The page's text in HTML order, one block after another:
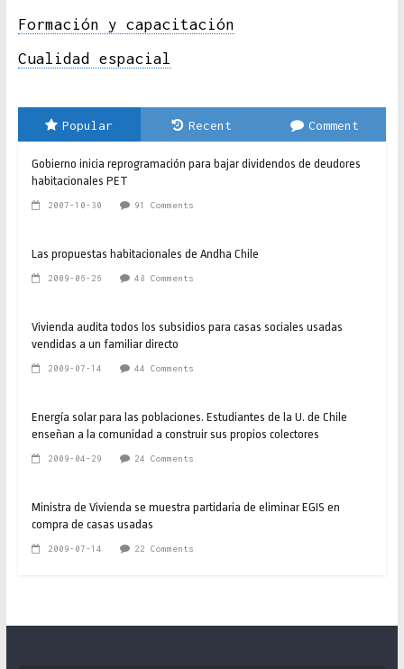
Formación y capacitación
Cualidad espacial
Popular Recent Comment
Gobierno inicia reprogramación para bajar dividendos de deudores
habitacionales PET
2007-10-30 91 Comments
Las propuestas habitacionales de Andha Chile
2009-06-26 48 Comments
Vivienda audita todos los subsidios para casas sociales usadas
vendidas a un familiar directo
2009-07-14 44 Comments
Energía solar para las poblaciones. Estudiantes de la U. de Chile
enseñan a la comunidad a construir sus propios colectores
2009-04-29 24 Comments
Ministra de Vivienda se muestra partidaria de eliminar EGIS en
compra de casas usadas
2009-07-14 22 Comments